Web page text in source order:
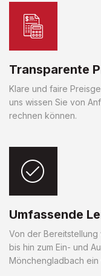
Transparente
Klare und faire
uns wissen Sie von
rechnen können.
Umfassende
Von der
bis hin zum Ein- und
Mönchengladbach ein